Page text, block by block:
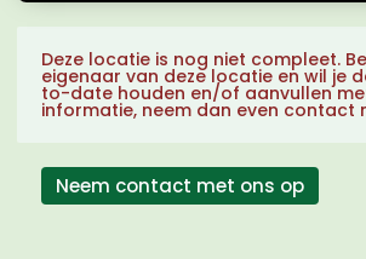
Deze locatie is nog niet compleet.
eigenaar van deze locatie en wil je
to-date houden en/of aanvullen
informatie, neem dan even contact
Neem contact met ons op